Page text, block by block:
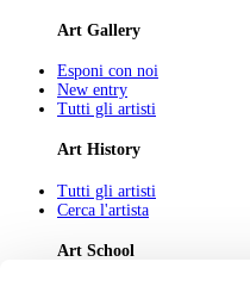
Art Gallery
Esponi con noi
New entry
Tutti gli artisti
Art History
Tutti gli artisti
Cerca l'artista
Art School